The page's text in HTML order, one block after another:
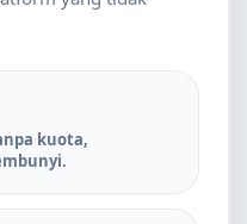
kuota,